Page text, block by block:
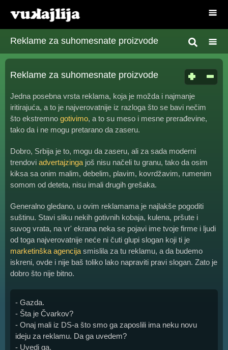
Reklame za suhomesnate proizvode
Reklame za suhomesnate proizvode
Jedna posebna vrsta reklama, koja je možda i najmanje
iritirajuća, a to je najverovatnije iz razloga što se bavi nečim
što ekstremno gotivimo, a to su meso i mesne prerađevine,
tako da i ne mogu pretarano da zaseru.
Dobro, Srbija je to, mogu da zaseru, ali za sada moderni
trendovi advertajzinga još nisu načeli tu granu, tako da osim
kiksa sa onim malim, debelim, plavim, kovrdžavim, rumenim
somom od deteta, nisu imali drugih grešaka.
Generalno gledano, u ovim reklamama je najlakše pogoditi
suštinu. Stavi sliku nekih gotivnih kobaja, kulena, pršute i
suvog vrata, na vr' ekrana neka se pojavi ime tvoje firme i ljudi
od toga najverovatnije neće ni čuti glupi slogan koji ti je
marketinška agencija smislila za tu reklamu, a da budemo
iskreni, ovde i nije baš toliko lako napraviti pravi slogan. Zato je
dobro što nije bitno.
- Gazda.
- Šta je Čvarkov?
- Onaj mali iz DS-a što smo ga zaposlili ima neku novu
ideju za reklamu. Da ga uvedem?
- Uvedi ga.